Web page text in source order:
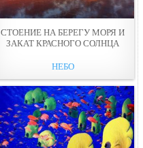
СТОЕНИЕ НА БЕРЕГУ МОРЯ И
ЗАКАТ КРАСНОГО СОЛНЦА
НЕБО